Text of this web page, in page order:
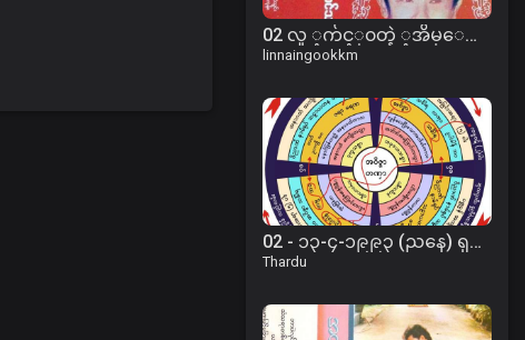
02 လူ ့က်င့္၀တ္နဲ ့အိမ္ေထာင္ေရး (B).mp3
linnaingookkm
02 - ၁၃-၄-၁၉၉၃ (ညနေ) ရှည်လျားတဲ့ဘဝသံသရာ
Thardu